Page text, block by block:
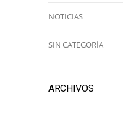
NOTICIAS
SIN CATEGORÍA
ARCHIVOS